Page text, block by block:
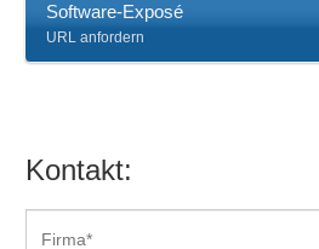
Software-Exposé
URL anfordern
Kontakt: